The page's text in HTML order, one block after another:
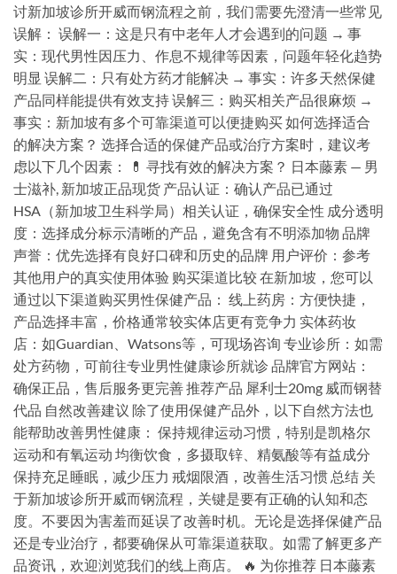
讨新加坡诊所开威而钢流程之前，我们需要先澄清一些常见
误解： 误解一：这是只有中老年人才会遇到的问题 → 事
实：现代男性因压力、作息不规律等因素，问题年轻化趋势
明显 误解二：只有处方药才能解决 → 事实：许多天然保健
产品同样能提供有效支持 误解三：购买相关产品很麻烦 →
事实：新加坡有多个可靠渠道可以便捷购买 如何选择适合
的解决方案？ 选择合适的保健产品或治疗方案时，建议考
虑以下几个因素： 💊 寻找有效的解决方案？ 日本藤素 — 男
士滋补, 新加坡正品现货 产品认证：确认产品已通过
HSA（新加坡卫生科学局）相关认证，确保安全性 成分透明
度：选择成分标示清晰的产品，避免含有不明添加物 品牌
声誉：优先选择有良好口碑和历史的品牌 用户评价：参考
其他用户的真实使用体验 购买渠道比较 在新加坡，您可以
通过以下渠道购买男性保健产品： 线上药房：方便快捷，
产品选择丰富，价格通常较实体店更有竞争力 实体药妆
店：如Guardian、Watsons等，可现场咨询 专业诊所：如需
处方药物，可前往专业男性健康诊所就诊 品牌官方网站：
确保正品，售后服务更完善 推荐产品 犀利士20mg 威而钢替
代品 自然改善建议 除了使用保健产品外，以下自然方法也
能帮助改善男性健康： 保持规律运动习惯，特别是凯格尔
运动和有氧运动 均衡饮食，多摄取锌、精氨酸等有益成分
保持充足睡眠，减少压力 戒烟限酒，改善生活习惯 总结 关
于新加坡诊所开威而钢流程，关键是要有正确的认知和态
度。不要因为害羞而延误了改善时机。无论是选择保健产品
还是专业治疗，都要确保从可靠渠道获取。如需了解更多产
品资讯，欢迎浏览我们的线上商店。 🔥 为你推荐 日本藤素